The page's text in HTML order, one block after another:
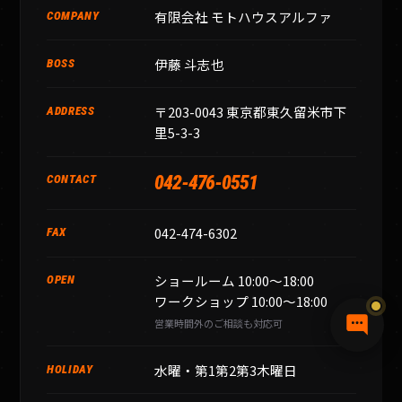
COMPANY 有限会社 モトハウスアルファ
BOSS 伊藤 斗志也
ADDRESS
〒203-0043 東京都東久留米市下
里5-3-3
CONTACT 042-476-0551
FAX 042-474-6302
OPEN
ショールーム 10:00〜18:00
ワークショップ 10:00〜18:00
営業時間外のご相談も対応可
HOLIDAY 水曜・第1第2第3木曜日